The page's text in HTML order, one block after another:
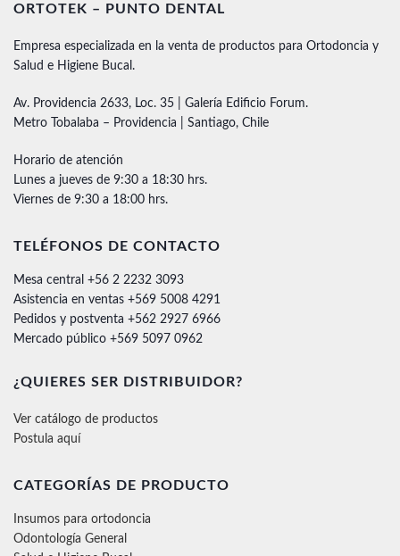
ORTOTEK – PUNTO DENTAL
Empresa especializada en la venta de productos para Ortodoncia y
Salud e Higiene Bucal.
Av. Providencia 2633, Loc. 35 | Galería Edificio Forum.
Metro Tobalaba – Providencia | Santiago, Chile
Horario de atención
Lunes a jueves de 9:30 a 18:30 hrs.
Viernes de 9:30 a 18:00 hrs.
TELÉFONOS DE CONTACTO
Mesa central +56 2 2232 3093
Asistencia en ventas +569 5008 4291
Pedidos y postventa +562 2927 6966
Mercado público +569 5097 0962
¿QUIERES SER DISTRIBUIDOR?
Ver catálogo de productos
Postula aquí
CATEGORÍAS DE PRODUCTO
Insumos para ortodoncia
Odontología General